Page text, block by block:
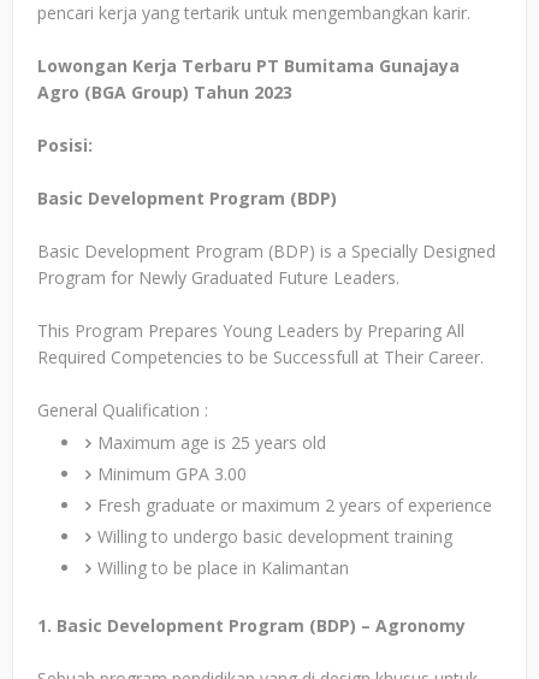
pencari kerja yang tertarik untuk mengembangkan karir.
Lowongan Kerja Terbaru PT Bumitama Gunajaya
Agro (BGA Group) Tahun 2023
Posisi:
Basic Development Program (BDP)
Basic Development Program (BDP) is a Specially Designed
Program for Newly Graduated Future Leaders.
This Program Prepares Young Leaders by Preparing All
Required Competencies to be Successfull at Their Career.
General Qualification :
Maximum age is 25 years old
Minimum GPA 3.00
Fresh graduate or maximum 2 years of experience
Willing to undergo basic development training
Willing to be place in Kalimantan
1. Basic Development Program (BDP) – Agronomy